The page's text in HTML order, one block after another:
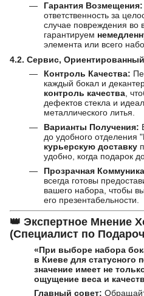
Гарантия Возмещения:
ответственность за
случае повреждения во
гарантируем
элемента или всего
4.2. Сервис,
Контроль Качества:
каждый бокал и
контроль качества ,
дефектов стекла и
металлического литья.
Варианты Получения:
до удобного отделения
курьерскую доставку
удобно, когда подарок
Прозрачная
всегда готовы
вашего набора, чтобы
его презентабельности.
👑 Экспертное Мнение
(Специалист по
«При выборе набора
в Киеве для статусного
значение имеет не
ощущение веса и
Главный совет: